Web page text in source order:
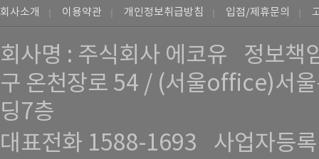
회사소개 이용약관 개인정보취급방침 입점/제휴문의
회사명 : 주식회사 에코유
정보책
구 온천장로 54 / (서울office)서
딩7층
대표전화 1588-1693
사업자등